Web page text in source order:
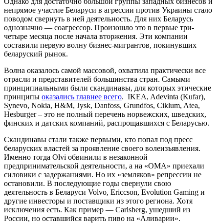
непрямое участие Беларуси в агрессии против Украины стало
поводом свернуть в ней деятельность. Для них Беларусь
однозначно — соагрессор. Произошло это в первые три-
четыре месяца после начала вторжения. Эти компании
составили первую волну бизнес-мигрантов, покинувших
беларуский рынок.
Волна оказалось самой массовой, охватила практически все
отрасли и представителей большинства стран. Самыми
принципиальными были скандинавы, для которых этические
принципы оказались главнее всего. IKEA, Adevinta (Kufar),
Synevo, Nokia, H&M, Jysk, Danfoss, Grundfos, Ciklum, Atea,
Hesburger – это не полный перечень норвежских, шведских,
финских и датских компаний, распрощавшихся с Беларусью.
Скандинавы стали также первыми, кто попал под пресс
беларуских властей за проявление своего волеизъявления.
Именно тогда Olvi обвинили в незаконной
предпринимательской деятельности, а на «ОМА» приехали
силовики с задержаниями. Но их «земляков» репрессии не
остановили. В последующие годы свернули свою
деятельность в Беларуси Volvo, Ericcson, Evolution Gaming и
другие инвесторы и поставщики из этого региона. Хотя
исключения есть. Как пример — Carlsberg, ушедший из
России, но оставшийся варить пиво на «Аливарии».